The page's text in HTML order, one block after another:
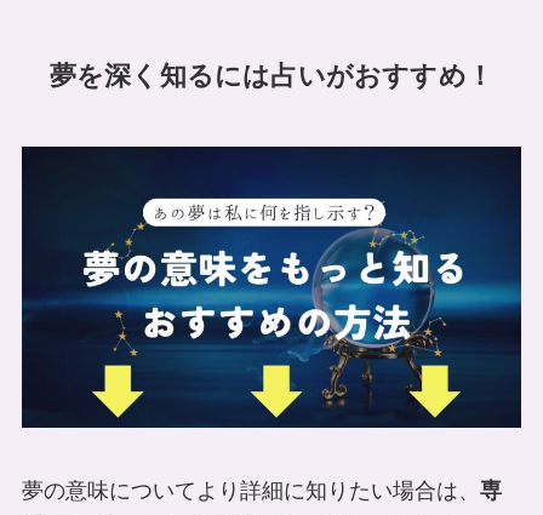
夢を深く知るには占いがおすすめ！
夢の意味についてより詳細に知りたい場合は、 専